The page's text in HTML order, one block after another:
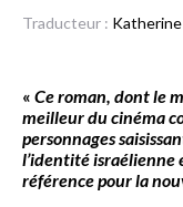
Traducteur :
« Ce roman, dont le
meilleur du cinéma
personnages
l’identité
référence pour la